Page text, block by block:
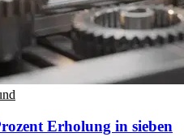
Erholung in sieben